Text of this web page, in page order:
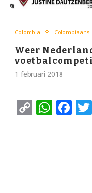
Colombia Colombiaans
Weer
1 februari 2018
Copy